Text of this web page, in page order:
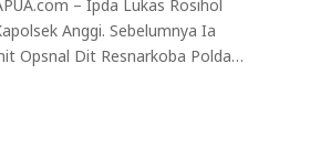
Anggi. Sebelumnya Ia
Opsnal Dit Resnarkoba Polda…